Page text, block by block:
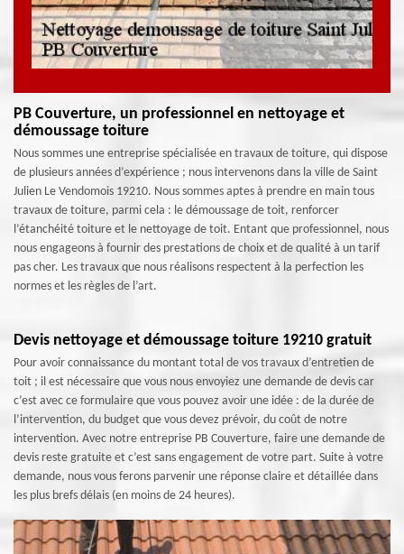
PB Couverture, un professionnel en nettoyage et
démoussage toiture
Nous sommes une entreprise spécialisée en travaux de toiture, qui dispose
de plusieurs années d’expérience ; nous intervenons dans la ville de Saint
Julien Le Vendomois 19210. Nous sommes aptes à prendre en main tous
travaux de toiture, parmi cela : le démoussage de toit, renforcer
l’étanchéité toiture et le nettoyage de toit. Entant que professionnel, nous
nous engageons à fournir des prestations de choix et de qualité à un tarif
pas cher. Les travaux que nous réalisons respectent à la perfection les
normes et les règles de l’art.
Devis nettoyage et démoussage toiture 19210 gratuit
Pour avoir connaissance du montant total de vos travaux d’entretien de
toit ; il est nécessaire que vous nous envoyiez une demande de devis car
c’est avec ce formulaire que vous pouvez avoir une idée : de la durée de
l’intervention, du budget que vous devez prévoir, du coût de notre
intervention. Avec notre entreprise PB Couverture, faire une demande de
devis reste gratuite et c’est sans engagement de votre part. Suite à votre
demande, nous vous ferons parvenir une réponse claire et détaillée dans
les plus brefs délais (en moins de 24 heures).